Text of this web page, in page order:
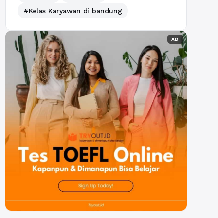
#Kelas Karyawan di bandung
AD